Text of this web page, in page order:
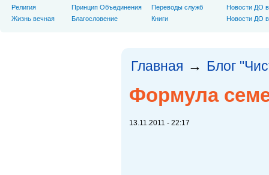
Главная → Блог
Формула
13.11.2011 - 22:17
Религия
Жизнь вечная
Принцип Объединения
Благословение
Переводы служб
Книги
Новости ДО
Новости ДО